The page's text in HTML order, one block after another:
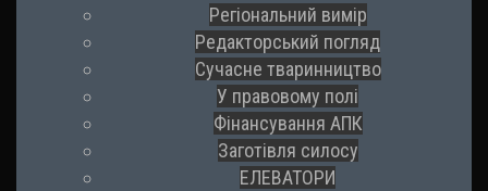
Регіональний вимір
Редакторський погляд
Сучасне тваринництво
У правовому полі
Фінансування АПК
Заготівля силосу
ЕЛЕВАТОРИ